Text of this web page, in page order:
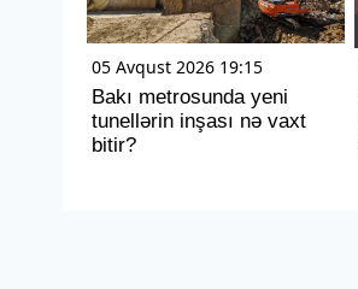
05 Avqust 2026 19:15
Bakı metrosunda yeni
tunellərin inşası nə vaxt
bitir?